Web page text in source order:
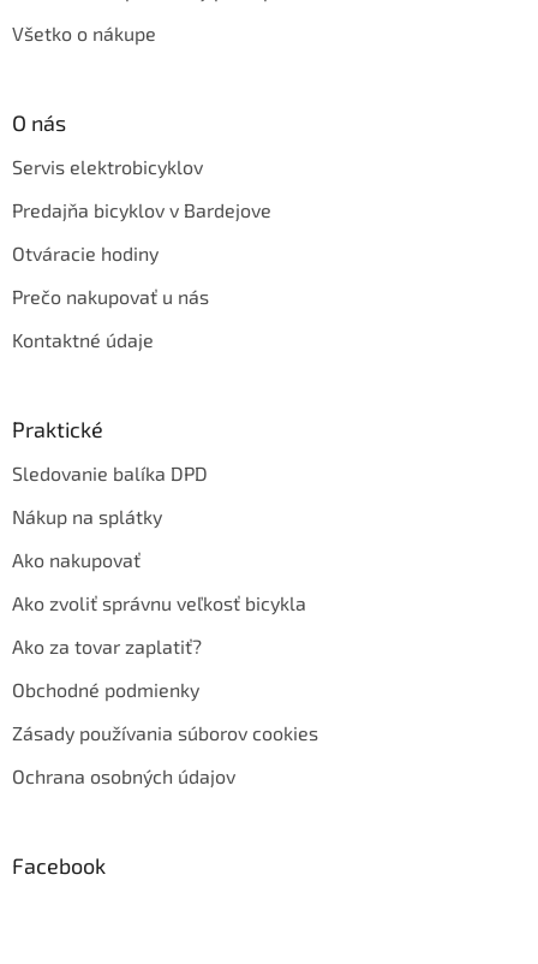
Všetko o nákupe
O nás
Servis elektrobicyklov
Predajňa bicyklov v Bardejove
Otváracie hodiny
Prečo nakupovať u nás
Kontaktné údaje
Praktické
Sledovanie balíka DPD
Nákup na splátky
Ako nakupovať
Ako zvoliť správnu veľkosť bicykla
Ako za tovar zaplatiť?
Obchodné podmienky
Zásady používania súborov cookies
Ochrana osobných údajov
Facebook